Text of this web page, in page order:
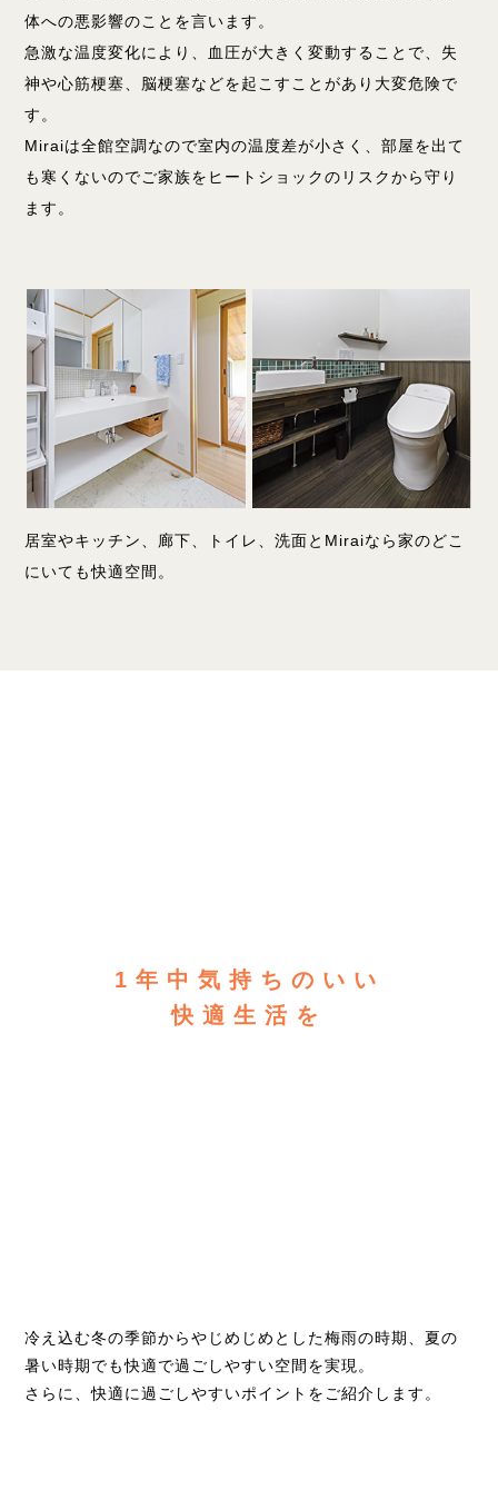
体への悪影響のことを言います。
急激な温度変化により、血圧が大きく変動することで、失
神や心筋梗塞、脳梗塞などを起こすことがあり大変危険で
す。
Miraiは全館空調なので室内の温度差が小さく、部屋を出て
も寒くないのでご家族をヒートショックのリスクから守り
ます。
居室やキッチン、廊下、トイレ、洗面とMiraiなら家のどこ
にいても快適空間。
1年中気持ちのいい
快適生活を
冷え込む冬の季節からやじめじめとした梅雨の時期、夏の
暑い時期でも快適で過ごしやすい空間を実現。
さらに、快適に過ごしやすいポイントをご紹介します。